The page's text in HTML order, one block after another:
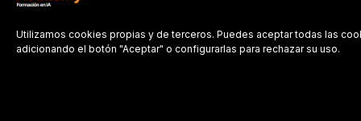
Utilizamos cookies propias y de terceros. Puedes aceptar todas las
adicionando el botón "Aceptar" o configurarlas para rechazar su uso.